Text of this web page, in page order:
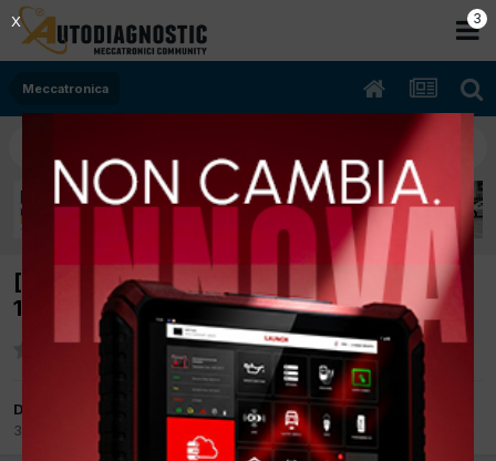
Meccatronica
[TOYOTA LAND CRUISE 06/2004 2982cc
1KDFTV 120Kw Diesel] irregolarita'motore
Da mauro luna
30 Novembre 2018
Meccatronica
2
X